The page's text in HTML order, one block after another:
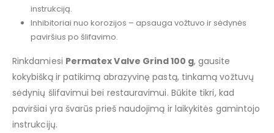
instrukciją.
Inhibitoriai nuo korozijos – apsauga vožtuvo ir sėdynės
paviršius po šlifavimo.
Rinkdamiesi Permatex Valve Grind 100 g, gausite
kokybišką ir patikimą abrazyvinę pastą, tinkamą vožtuvų
sėdynių šlifavimui bei restauravimui. Būkite tikri, kad
paviršiai yra švarūs prieš naudojimą ir laikykitės gamintojo
instrukcijų.